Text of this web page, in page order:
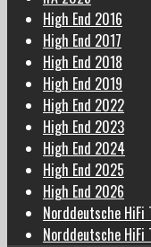
High End 2016
High End 2017
High End 2018
High End 2019
High End 2022
High End 2023
High End 2024
High End 2025
High End 2026
Norddeutsche HiFi
Norddeutsche HiFi